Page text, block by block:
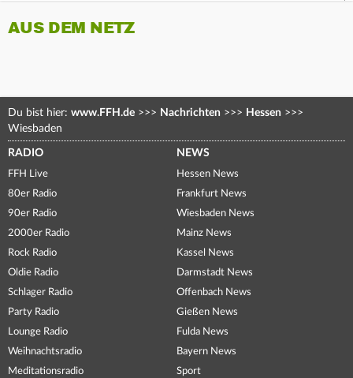
AUS DEM NETZ
Du bist hier: www.FFH.de >>> Nachrichten >>> Hessen >>>
Wiesbaden
RADIO
FFH Live
80er Radio
90er Radio
2000er Radio
Rock Radio
Oldie Radio
Schlager Radio
Party Radio
Lounge Radio
Weihnachtsradio
Meditationsradio
NEWS
Hessen News
Frankfurt News
Wiesbaden News
Mainz News
Kassel News
Darmstadt News
Offenbach News
Gießen News
Fulda News
Bayern News
Sport